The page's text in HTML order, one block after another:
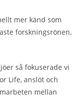
mer känd som
forskningsrönen,
så fokuserade vi
Life, anslöt och
mellan